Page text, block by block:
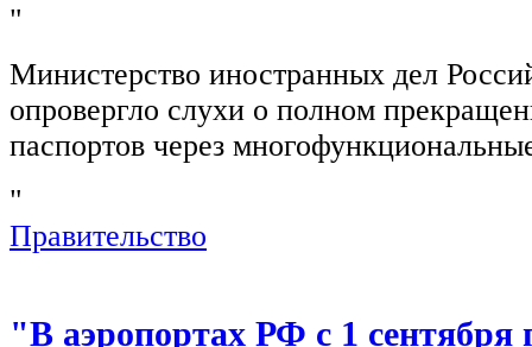
"
Министерство иностранных дел
опровергло слухи о полном
паспортов через
"
Правительство
"В аэропортах РФ с 1 сентября